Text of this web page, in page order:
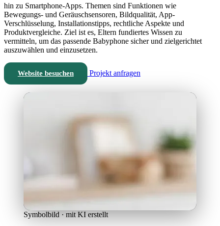
hin zu Smartphone‑Apps. Themen sind Funktionen wie
Bewegungs‑ und Geräuschsensoren, Bildqualität, App-
Verschlüsselung, Installationstipps, rechtliche Aspekte und
Produktvergleiche. Ziel ist es, Eltern fundiertes Wissen zu
vermitteln, um das passende Babyphone sicher und zielgerichtet
auszuwählen und einzusetzen.
Website besuchen Projekt anfragen
Symbolbild · mit KI erstellt